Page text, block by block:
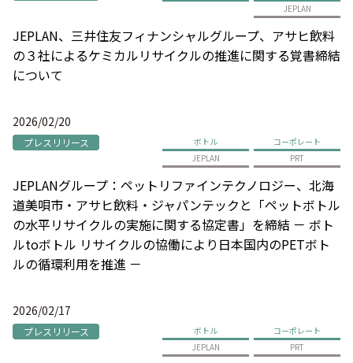
JEPLAN
JEPLAN、三井住友フィナンシャルグループ、アサヒ飲料
の３社によるケミカルリサイクルの推進に関する覚書締結
について
2026/02/20
プレスリリース ボトル
コーポレート
JEPLAN
PRT
JEPLANグループ：ペットリファインテクノロジー、北海
道美唄市・アサヒ飲料・ジャパンテックと「ペットボトル
の水平リサイクルの実施に関する協定書」を締結 － ボト
ルtoボトル リサイクルの協働により日本国内のPETボト
ルの循環利用を推進 －
2026/02/17
プレスリリース ボトル
コーポレート
JEPLAN
PRT